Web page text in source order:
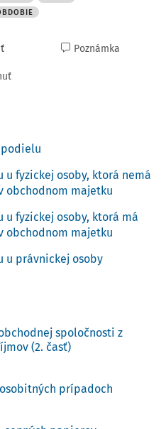
sú účtovnými
podľa§ 39 ods. 1 písm. f)
obchodného
inak. Ide o
bez ohľadu na to, či vklad
či ide o vklad peňažný
všetkých spoločníkov
vkladu rovná hodnote
V ďalšom období je výška
Poznámka
podielu
fyzickej osoby, ktorá nemá
obchodnom majetku
fyzickej osoby, ktorá má
obchodnom majetku
u právnickej osoby
spoločnosti z
(2. časť)
prípadoch